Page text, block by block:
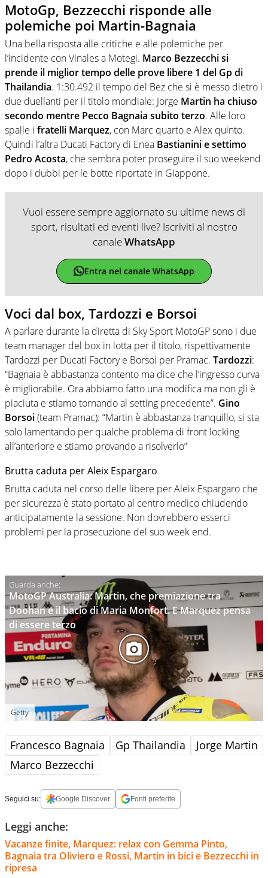
MotoGp, Bezzecchi risponde alle
polemiche poi Martin-Bagnaia
Una bella risposta alle critiche e alle polemiche per
l’incidente con Vinales a Motegi. Marco Bezzecchi si
prende il miglior tempo delle prove libere 1 del Gp di
Thailandia. 1:30.492 il tempo del Bez che si è messo dietro i
due duellanti per il titolo mondiale: Jorge Martin ha chiuso
secondo mentre Pecco Bagnaia subito terzo. Alle loro
spalle i fratelli Marquez, con Marc quarto e Alex quinto.
Quindi l’altra Ducati Factory di Enea Bastianini e settimo
Pedro Acosta, che sembra poter proseguire il suo weekend
dopo i dubbi per le botte riportate in Giappone.
Vuoi essere sempre aggiornato su ultime news di
sport, risultati ed eventi live? Iscriviti al nostro
canaleWhatsApp
Entra nel canale WhatsApp
Voci dal box, Tardozzi e Borsoi
A parlare durante la diretta di Sky Sport MotoGP sono i due
team manager del box in lotta per il titolo, rispettivamente
Tardozzi per Ducati Factory e Borsoi per Pramac. Tardozzi:
“Bagnaia è abbastanza contento ma dice che l’ingresso curva
è migliorabile. Ora abbiamo fatto una modifica ma non gli è
piaciuta e stiamo tornando al setting precedente”. Gino
Borsoi(team Pramac): “Martin è abbastanza tranquillo, si sta
solo lamentando per qualche problema di front locking
all’anteriore e stiamo provando a risolverlo”
Brutta caduta per Aleix Espargaro
Brutta caduta nel corso delle libere per Aleix Espargaro che
per sicurezza è stato portato al centro medico chiudendo
anticipatamente la sessione. Non dovrebbero esserci
problemi per la prosecuzione del suo week end.
MotoGP Australia: Martin, che premiazione tra
Doohan e il bacio di Maria Monfort. E Marquez pensa
di essere terzo
Getty
Francesco Bagnaia Gp Thailandia
Jorge Martin
Marco Bezzecchi
Seguici su: Google Discover Fonti preferite
Leggi anche:
Vacanze finite, Marquez: relax con Gemma Pinto,
Bagnaia tra Oliviero e Rossi, Martin in bici e Bezzecchi in
ripresa